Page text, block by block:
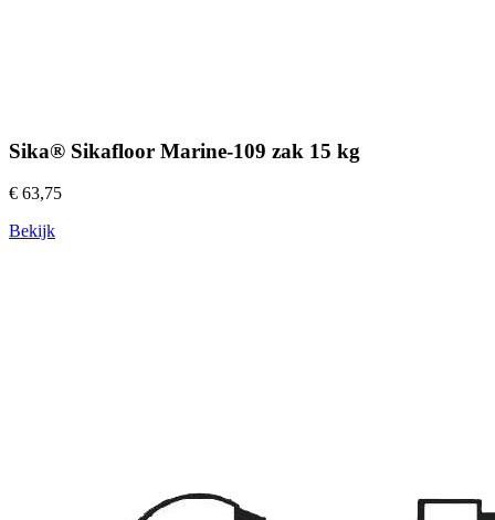
Sika® Sikafloor Marine-109 zak 15 kg
€ 63,75
Bekijk